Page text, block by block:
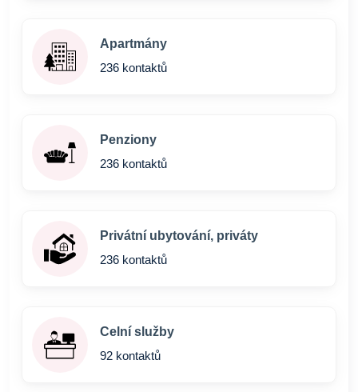
Apartmány
236 kontaktů
Penziony
236 kontaktů
Privátní ubytování, priváty
236 kontaktů
Celní služby
92 kontaktů